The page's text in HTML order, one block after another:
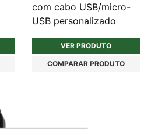
com cabo USB/micro-
USB personalizado
VER PRODUTO
COMPARAR PRODUTO